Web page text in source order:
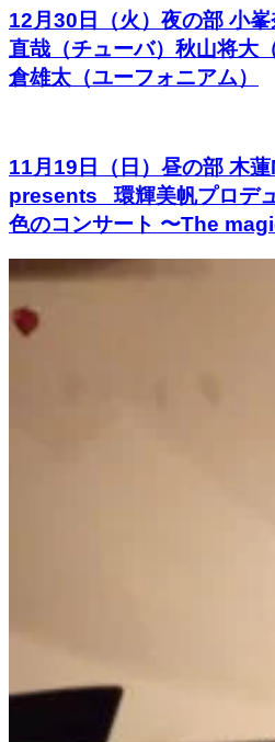
12月30日（火）夜の部 小
直哉（チューバ）秋山将大
倉雄太（ユーフォニアム）
11月19日（日）昼の部 木
presents 環輝美帆プロデ
色のコンサート 〜The